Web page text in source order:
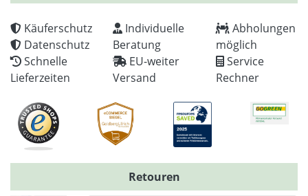
Käuferschutz
Datenschutz
Schnelle
Lieferzeiten
Individuelle
Beratung
EU-weiter
Versand
Abholungen
möglich
Service
Rechner
Retouren